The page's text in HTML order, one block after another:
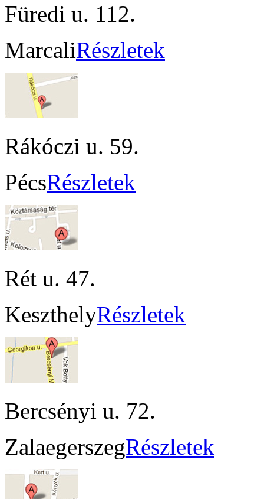
Füredi u. 112.
MarcaliRészletek
Rákóczi u. 59.
PécsRészletek
Rét u. 47.
KeszthelyRészletek
Bercsényi u. 72.
ZalaegerszegRészletek